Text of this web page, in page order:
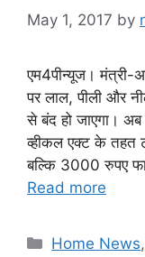
May 1, 2017 by
एम4पीन्यूज। मंत्री-
पर लाल, पीली और
से बंद हो जाएगा। अब
व्हीकल एक्ट के तहत
बल्कि 3000 रुपए
Read more
Categories
Home News,